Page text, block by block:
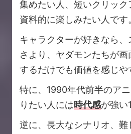
集めたい人、短いクリック
資料的に楽しみたい人です
キャラクターが好きなら
さより、ヤダモンたちが
するだけでも価値を感じや
特に、1990年代前半のア
りたい人には時代感が強い
逆に、長大なシナリオ、